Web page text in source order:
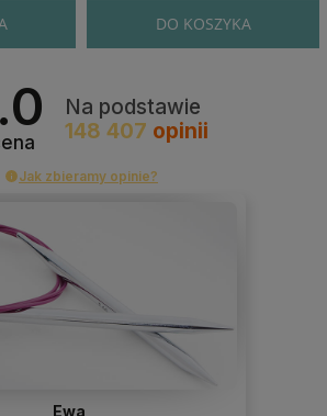
DO KOSZYKA
Na podstawie
148 407 opinii
Jak zbieramy opinie?
Ewa